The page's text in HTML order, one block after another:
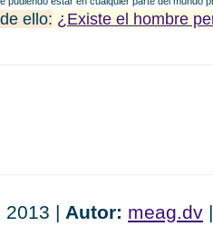
ello: ¿Existe el hombre
2013 | Autor: meag.dv